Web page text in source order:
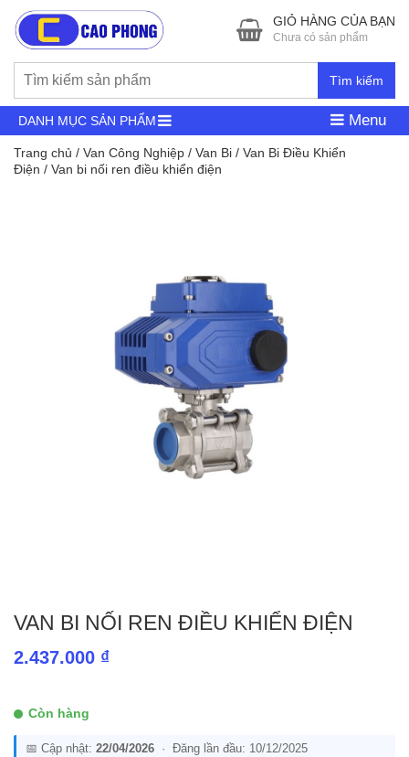
Tìm kiếm
GIỎ HÀNG CỦA BẠN
Chưa có sản phẩm
DANH MỤC SẢN PHẨM Menu
Trang chủ / Van Công Nghiệp / Van Bi / Van Bi Điều Khiển
Điện / Van bi nối ren điều khiển điện
VAN BI NỐI REN ĐIỀU KHIỂN ĐIỆN
2.437.000 ₫
Còn hàng
📅 Cập nhật: 22/04/2026 · Đăng lần đầu: 10/12/2025